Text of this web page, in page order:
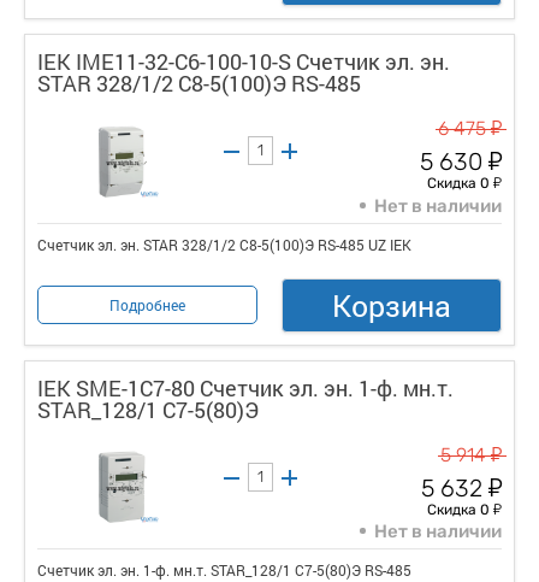
IEK IME11-32-C6-100-10-S Счетчик эл. эн.
STAR 328/1/2 С8-5(100)Э RS-485
6 475у
5 630 у
Скидка 0 у
Нет в наличии
Счетчик эл. эн. STAR 328/1/2 С8-5(100)Э RS-485 UZ IEK
Подробнее Корзина
IEK SME-1C7-80 Счетчик эл. эн. 1-ф. мн.т.
STAR_128/1 С7-5(80)Э
5 914у
5 632 у
Скидка 0 у
Нет в наличии
Счетчик эл. эн. 1-ф. мн.т. STAR_128/1 С7-5(80)Э RS-485